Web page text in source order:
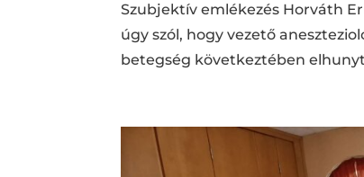
Szubjektív emlékezés Horváth
úgy szól, hogy vezető
betegség következtében